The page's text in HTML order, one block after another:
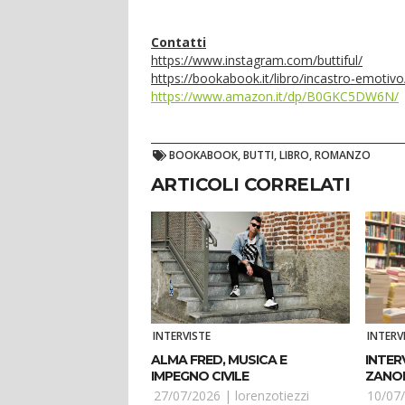
Contatti
https://www.instagram.com/buttiful/
https://bookabook.it/libro/incastro-
https://www.amazon.it/dp/B0GKC5DW6N/
BOOKABOOK, BUTTI, LIBRO, ROMANZO
ARTICOLI CORRELATI
INTERVISTE
ALMA FRED, MUSICA E
IMPEGNO CIVILE
27/07/2026 | lorenzotiezzi
10/